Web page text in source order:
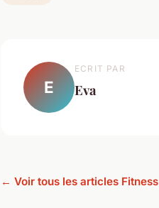
E
ECRIT PAR
Eva
← Voir tous les articles Fitness